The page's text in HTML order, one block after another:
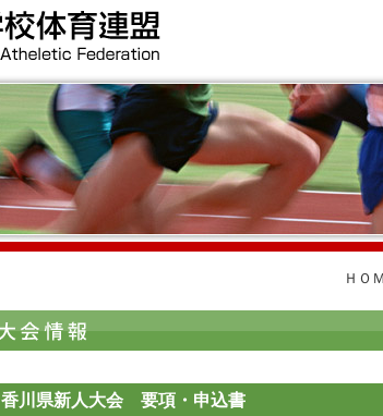
ＨＯ
香川県新人大会 要項・申込書